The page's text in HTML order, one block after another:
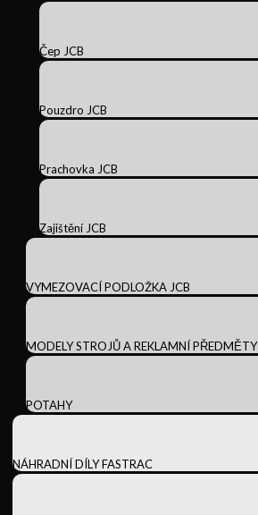
Čep JCB
Pouzdro JCB
Prachovka JCB
Zajištění JCB
VYMEZOVACÍ PODLOŽKA JCB
MODELY STROJŮ A REKLAMNÍ PŘEDMĚTY
POTAHY
NÁHRADNÍ DÍLY FASTRAC